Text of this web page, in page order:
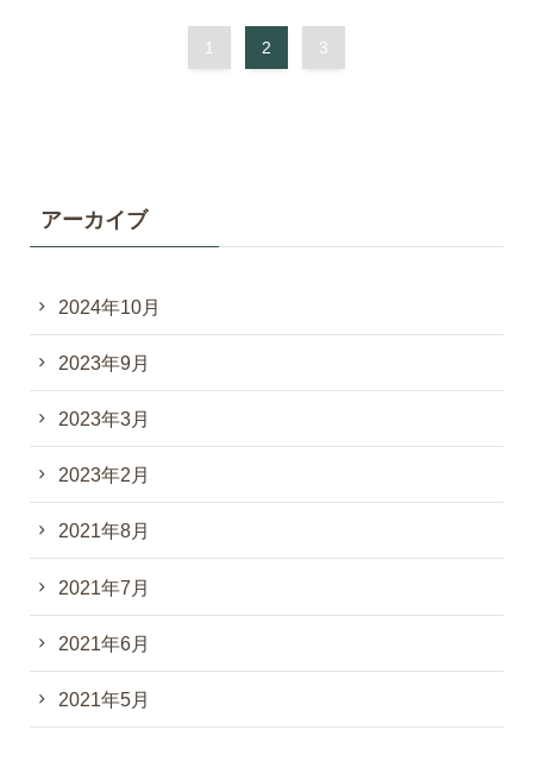
1 2 3
アーカイブ
2024年10月
2023年9月
2023年3月
2023年2月
2021年8月
2021年7月
2021年6月
2021年5月